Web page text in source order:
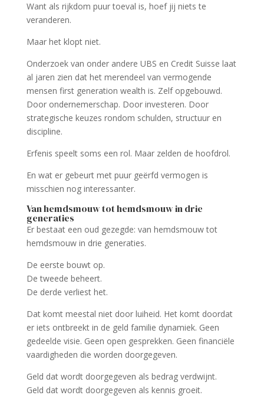
Want als rijkdom puur toeval is, hoef jij niets te
veranderen.
Maar het klopt niet.
Onderzoek van onder andere UBS en Credit Suisse laat
al jaren zien dat het merendeel van vermogende
mensen first generation wealth is. Zelf opgebouwd.
Door ondernemerschap. Door investeren. Door
strategische keuzes rondom schulden, structuur en
discipline.
Erfenis speelt soms een rol. Maar zelden de hoofdrol.
En wat er gebeurt met puur geërfd vermogen is
misschien nog interessanter.
Van hemdsmouw tot hemdsmouw in drie
generaties
Er bestaat een oud gezegde: van hemdsmouw tot
hemdsmouw in drie generaties.
De eerste bouwt op.
De tweede beheert.
De derde verliest het.
Dat komt meestal niet door luiheid. Het komt doordat
er iets ontbreekt in de geld familie dynamiek. Geen
gedeelde visie. Geen open gesprekken. Geen financiële
vaardigheden die worden doorgegeven.
Geld dat wordt doorgegeven als bedrag verdwijnt.
Geld dat wordt doorgegeven als kennis groeit.